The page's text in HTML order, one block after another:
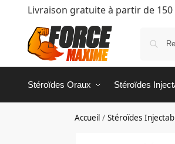
Livraison gratuite à partir de
Stéroïdes Oraux Stéroïdes
Accueil /Stéroïdes